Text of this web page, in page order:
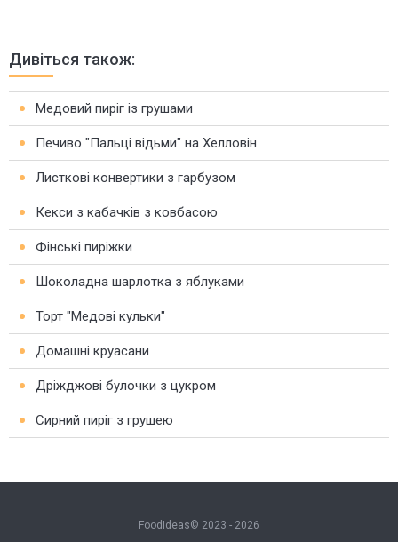
Дивіться також:
Медовий пиріг із грушами
Печиво "Пальці відьми" на Хелловін
Листкові конвертики з гарбузом
Кекси з кабачків з ковбасою
Фінські пиріжки
Шоколадна шарлотка з яблуками
Торт "Медові кульки"
Домашні круасани
Дріжджові булочки з цукром
Сирний пиріг з грушею
FoodIdeas© 2023 - 2026